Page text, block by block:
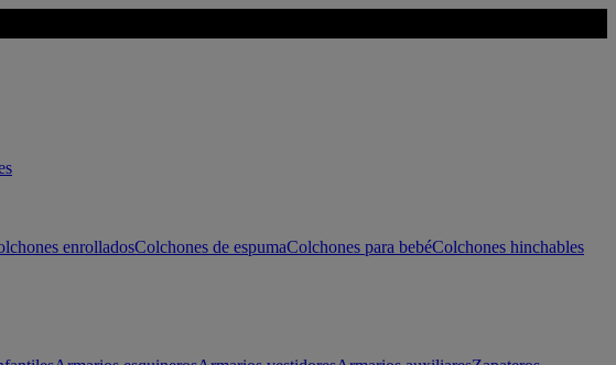
enrolladosColchones de espumaColchones para bebéColchones hinchables